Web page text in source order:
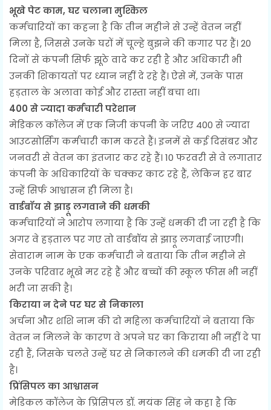
भूखे पेट काम, घर चलाना मुश्किल
कर्मचारियों का कहना है कि तीन महीने से उन्हें वेतन नहीं
मिला है, जिससे उनके घरों में चूल्हे बुझने की कगार पर हैं। 20
दिनों से कंपनी सिर्फ झूठे वादे कर रही है और अधिकारी भी
उनकी शिकायतों पर ध्यान नहीं दे रहे हैं। ऐसे में, उनके पास
हड़ताल के अलावा कोई और रास्ता नहीं बचा था।
400 से ज्यादा कर्मचारी परेशान
मेडिकल कॉलेज में एक निजी कंपनी के जरिए 400 से ज्यादा
आउटसोर्सिंग कर्मचारी काम करते हैं। इनमें से कई दिसंबर और
जनवरी से वेतन का इंतजार कर रहे हैं। 10 फरवरी से वे लगातार
कंपनी के अधिकारियों के चक्कर काट रहे हैं, लेकिन हर बार
उन्हें सिर्फ आश्वासन ही मिला है।
वार्डबॉय से झाड़ू लगवाने की धमकी
कर्मचारियों ने आरोप लगाया है कि उन्हें धमकी दी जा रही है कि
अगर वे हड़ताल पर गए तो वार्डबॉय से झाड़ू लगवाई जाएगी।
सेवाराम नाम के एक कर्मचारी ने बताया कि तीन महीने से
उनके परिवार भूखे मर रहे हैं और बच्चों की स्कूल फीस भी नहीं
भरी जा सकी है।
किराया न देने पर घर से निकाला
अर्चना और शशि नाम की दो महिला कर्मचारियों ने बताया कि
वेतन न मिलने के कारण वे अपने घर का किराया भी नहीं दे पा
रही हैं, जिसके चलते उन्हें घर से निकालने की धमकी दी जा रही
है।
प्रिंसिपल का आश्वासन
मेडिकल कॉलेज के प्रिंसिपल डॉ. मयंक सिंह ने कहा है कि